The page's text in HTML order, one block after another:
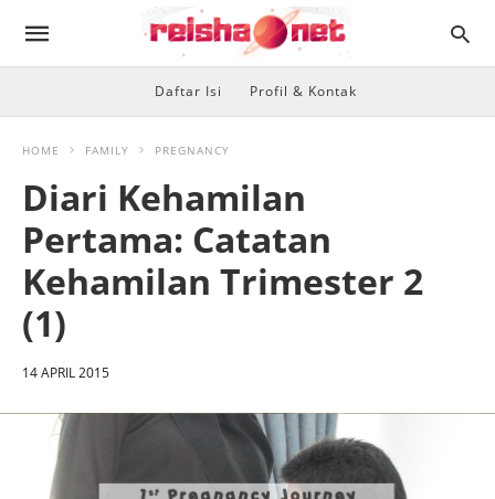
Daftar Isi Profil & Kontak
HOME FAMILY PREGNANCY
Diari Kehamilan
Pertama: Catatan
Kehamilan Trimester 2
(1)
14 APRIL 2015